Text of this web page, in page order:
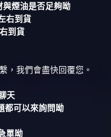
與煙油是否足夠呦
右到貨
到貨
，我們會盡快回覆您。
天
都可以來詢問呦
單呦